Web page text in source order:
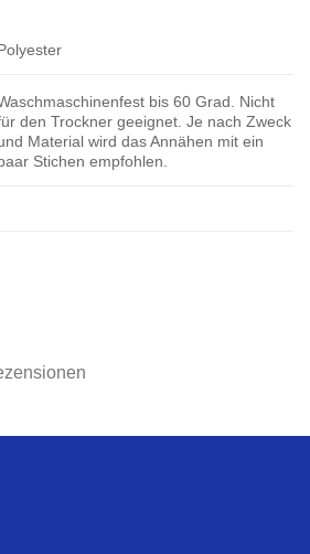
bis 60 Grad. Nicht
den Trockner geeignet. Je nach Zweck
Material wird das Annähen mit ein
Stichen empfohlen.